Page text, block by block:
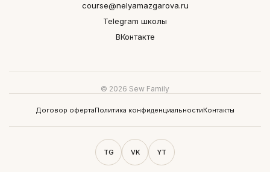
course@nelyamazgarova.ru
Telegram школы
ВКонтакте
© 2026 Sew Family
Договор офертаПолитика конфиденциальностиКонтакты
TG VK YT